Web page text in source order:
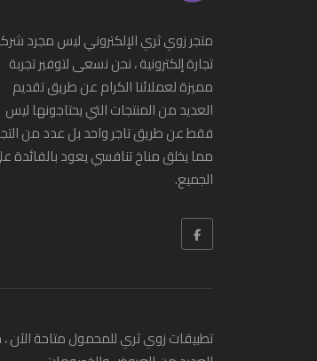
متجر زوي ثري الإلكتروني ليس مجرد
تجارة إلكترونية ، نحن نسعى لتوفير تجربة
مميزة لعملائنا الكرام عن طريق تقديم
العديد من المنتجات التي يحتاجونها ليس
فقط عن طريق تاجر واحد بل عدد من
مما يخلق مناخ تنافسي يعود بالفائدة
الجميع.
تطبيقات زوي ثري للمحمول متاحة الآن